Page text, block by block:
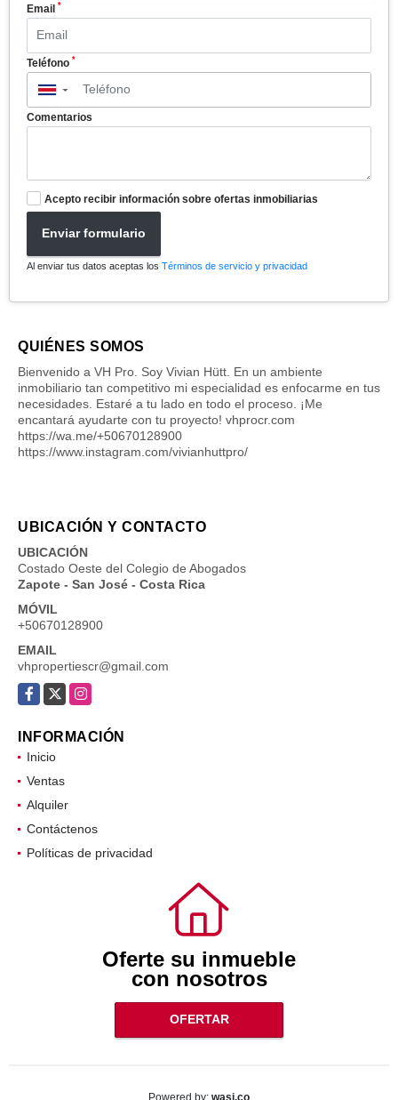
Email *
Teléfono *
▼
Comentarios
Acepto recibir información sobre ofertas inmobiliarias
Enviar formulario
Al enviar tus datos aceptas los Términos de servicio y privacidad
QUIÉNES SOMOS
Bienvenido a VH Pro. Soy Vivian Hütt. En un ambiente
inmobiliario tan competitivo mi especialidad es enfocarme en tus
necesidades. Estaré a tu lado en todo el proceso. ¡Me
encantará ayudarte con tu proyecto! vhprocr.com
https://wa.me/+50670128900
https://www.instagram.com/vivianhuttpro/
UBICACIÓN Y CONTACTO
UBICACIÓN
Costado Oeste del Colegio de Abogados
Zapote - San José - Costa Rica
MÓVIL
+50670128900
EMAIL
vhpropertiescr@gmail.com
Facebook
X Instagram
INFORMACIÓN
Inicio
Ventas
Alquiler
Contáctenos
Políticas de privacidad
Oferte su inmueble
con nosotros
OFERTAR
wasi.co